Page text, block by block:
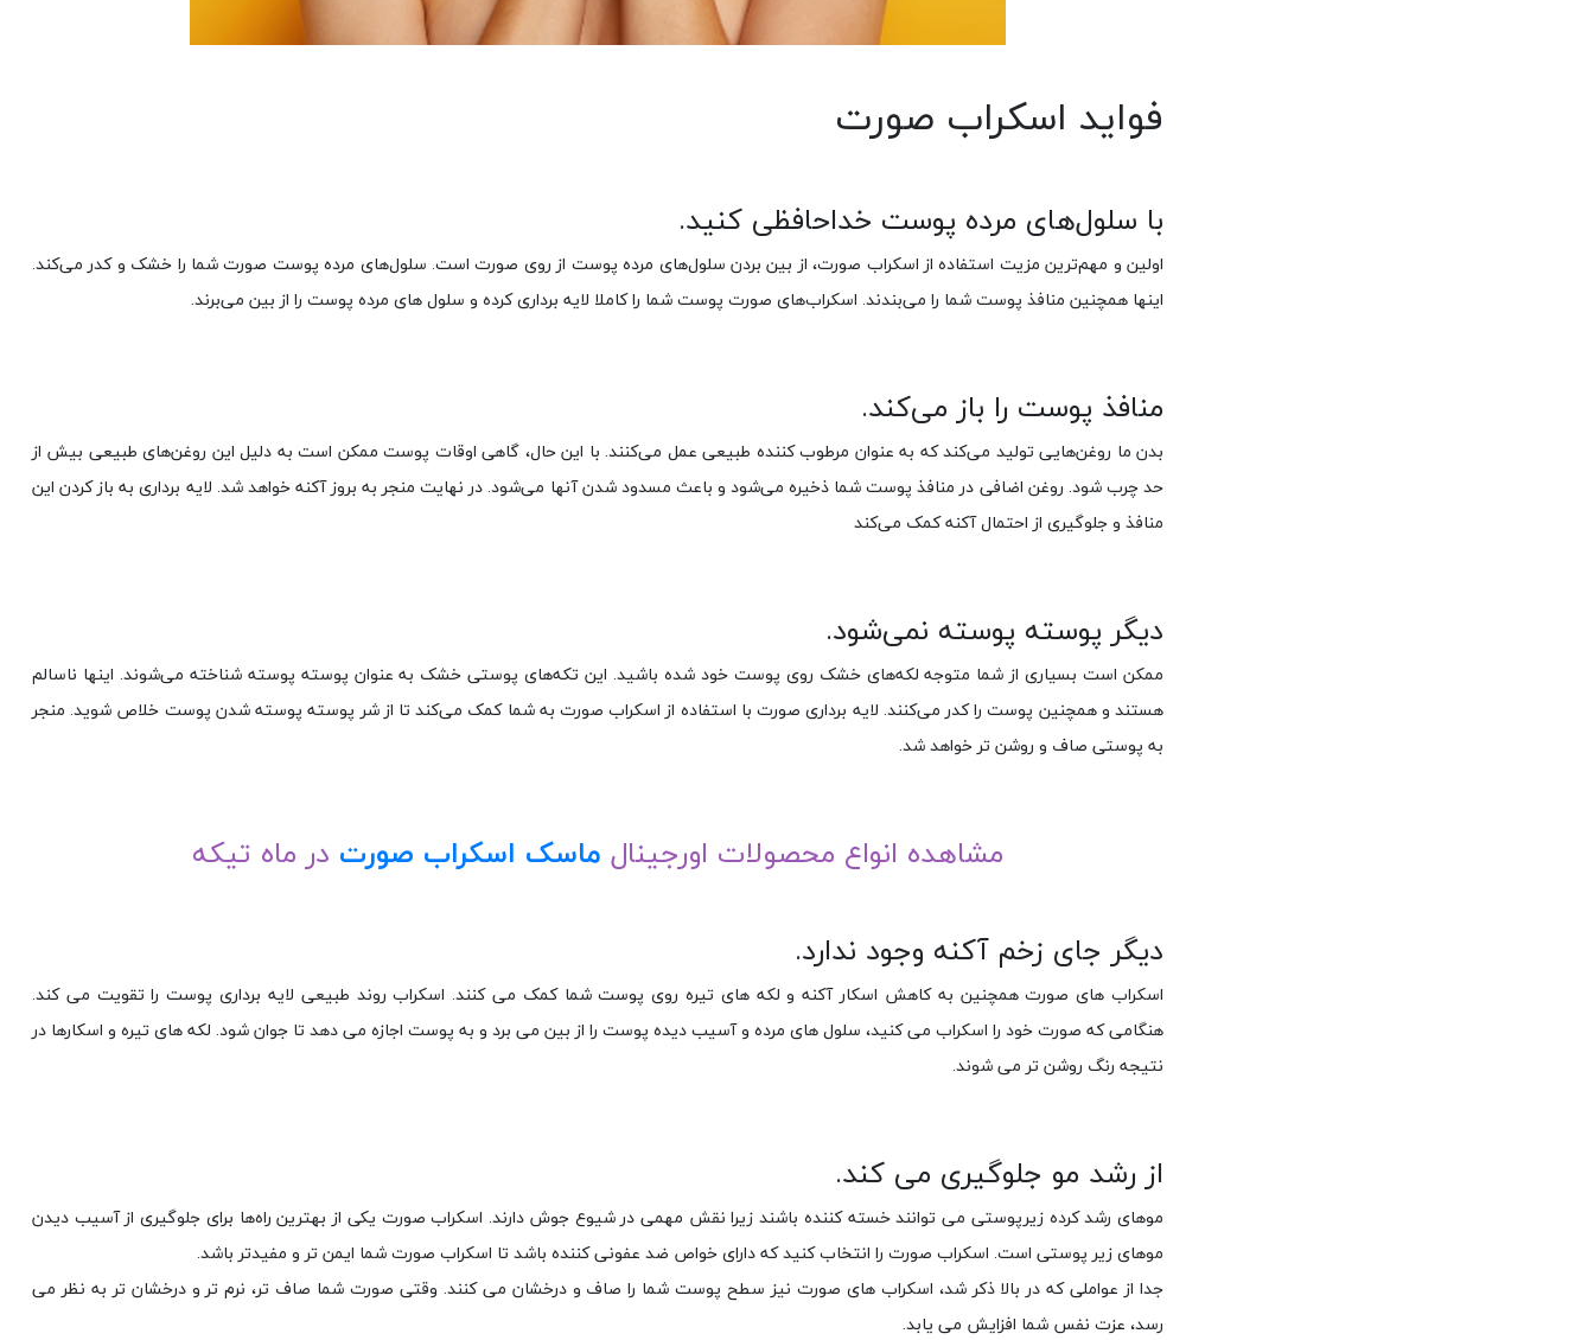
فواید اسکراب صورت
با سلول‌های مرده پوست خداحافظی کنید.
اولین و مهم‌ترین مزیت استفاده از اسکراب صورت، از بین بردن سلول‌های مرده پوست از روی صورت است. سلول‌های مرده پوست صورت شما را خشک و کدر می‌کند.
اینها همچنین منافذ پوست شما را می‌بندند. اسکراب‌های صورت پوست شما را کاملا لایه برداری کرده و سلول های مرده پوست را از بین می‌برند.
منافذ پوست را باز می‌کند.
بدن ما روغن‌هایی تولید می‌کند که به عنوان مرطوب کننده طبیعی عمل می‌کنند. با این حال، گاهی اوقات پوست ممکن است به دلیل این روغن‌های طبیعی بیش از
حد چرب شود. روغن اضافی در منافذ پوست شما ذخیره می‌شود و باعث مسدود شدن آنها می‌شود. در نهایت منجر به بروز آکنه خواهد شد. لایه برداری به باز کردن این
منافذ و جلوگیری از احتمال آکنه کمک می‌کند
دیگر پوسته پوسته نمی‌شود.
ممکن است بسیاری از شما متوجه لکه‌های خشک روی پوست خود شده باشید. این تکه‌های پوستی خشک به عنوان پوسته پوسته شناخته می‌شوند. اینها ناسالم
هستند و همچنین پوست را کدر می‌کنند. لایه برداری صورت با استفاده از اسکراب صورت به شما کمک می‌کند تا از شر پوسته پوسته شدن پوست خلاص شوید. منجر
به پوستی صاف و روشن تر خواهد شد.
مشاهده انواع محصولات اورجینال ماسک اسکراب صورت در ماه تیکه
دیگر جای زخم آکنه وجود ندارد.
اسکراب های صورت همچنین به کاهش اسکار آکنه و لکه های تیره روی پوست شما کمک می کنند. اسکراب روند طبیعی لایه برداری پوست را تقویت می کند.
هنگامی که صورت خود را اسکراب می کنید، سلول های مرده و آسیب دیده پوست را از بین می برد و به پوست اجازه می دهد تا جوان شود. لکه های تیره و اسکارها در
نتیجه رنگ روشن تر می شوند.
از رشد مو جلوگیری می کند.
موهای رشد کرده زیرپوستی می توانند خسته کننده باشند زیرا نقش مهمی در شیوع جوش دارند. اسکراب صورت یکی از بهترین راه‌ها برای جلوگیری از آسیب دیدن
موهای زیر پوستی است. اسکراب صورت را انتخاب کنید که دارای خواص ضد عفونی کننده باشد تا اسکراب صورت شما ایمن تر و مفیدتر باشد.
جدا از عواملی که در بالا ذکر شد، اسکراب های صورت نیز سطح پوست شما را صاف و درخشان می کنند. وقتی صورت شما صاف تر، نرم تر و درخشان تر به نظر می
رسد، عزت نفس شما افزایش می یابد.